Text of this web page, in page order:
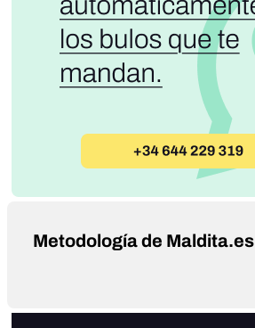
Metodología de Maldita.es